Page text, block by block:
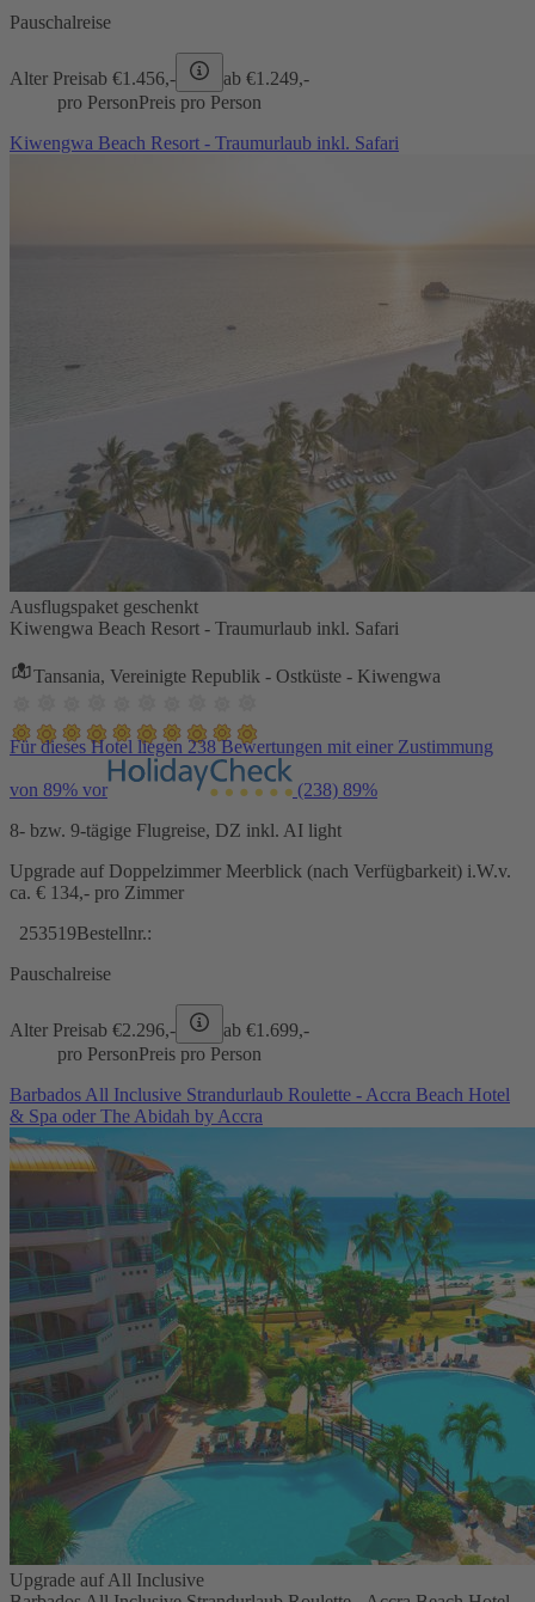
Pauschalreise
Alter Preisab €1.456,- ab €1.249,-
pro PersonPreis pro Person
Kiwengwa Beach Resort - Traumurlaub inkl. Safari
Ausflugspaket geschenkt
Kiwengwa Beach Resort - Traumurlaub inkl. Safari
Tansania, Vereinigte Republik - Ostküste - Kiwengwa
Für dieses Hotel liegen 238 Bewertungen mit einer Zustimmung
von 89% vor (238) 89%
8- bzw. 9-tägige Flugreise, DZ inkl. AI light
Upgrade auf Doppelzimmer Meerblick (nach Verfügbarkeit) i.W.v.
ca. € 134,- pro Zimmer
253519Bestellnr.:
Pauschalreise
Alter Preisab €2.296,- ab €1.699,-
pro PersonPreis pro Person
Barbados All Inclusive Strandurlaub Roulette - Accra Beach Hotel
& Spa oder The Abidah by Accra
Upgrade auf All Inclusive